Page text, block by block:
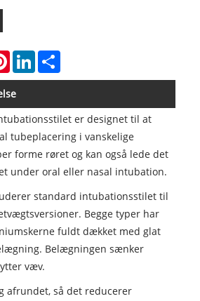
PinterestLinkedIn
er designet til at
tubeplacering i vanskelige
forme røret og kan også lede det
under oral eller nasal intubation.
standard intubationsstilet til
Begge typer har
fuldt dækket med glat
Belægningen sænker
væv.
afrundet, så det reducerer